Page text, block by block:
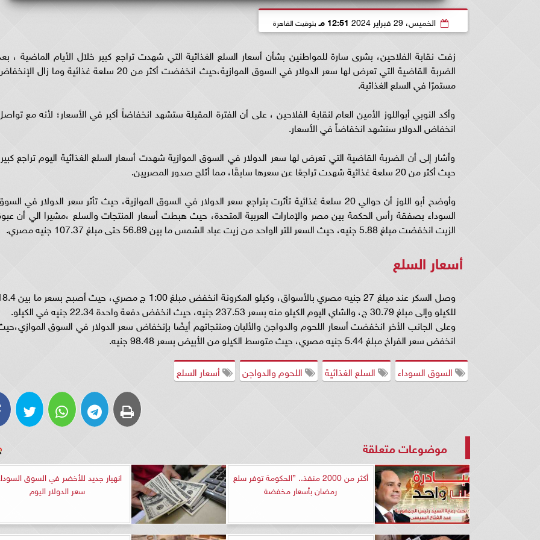
الخميس، 29 فبراير 2024 12:51 مـ بتوقيت القاهرة
زفت نقابة الفلاحين، بشرى سارة للمواطنين بشأن أسعار السلع الغذائية التي شهدت تراجع كبير خلال الأيام الماضية ،
الضربة القاضية التي تعرض لها سعر الدولار في السوق الموازية،حيث انخفضت أكثر من 20 سلعة غذائية وما زال
مستمرًا في السلع الغذائية.
وأكد النوبي أبواللوز الأمين العام لنقابة الفلاحين ، على أن الفترة المقبلة ستشهد انخفاضاً أكبر في الأسعار؛ لأنه مع
انخفاض الدولار سنشهد انخفاضاً في الأسعار.
وأشار إلى أن الضربة القاضية التي تعرض لها سعر الدولار في السوق الموازية شهدت أسعار السلع الغذائية اليوم تراجع
حيث أكثر من 20 سلعة غذائية شهدت تراجعًا عن سعرها سابقًا، مما أثلج صدور المصريين.
وأوضح أبو اللوز أن حوالي 20 سلعة غذائية تأثرت بتراجع سعر الدولار في السوق الموازية، حيث تأثر سعر الدولار في
السوداء بصفقة رأس الحكمة بين مصر والإمارات العربية المتحدة، حيث هبطت أسعار المنتجات والسلع ،مشيرا الي أن
الزيت انخفضت مبلغ 5.88 جنيه، حيث السعر للتر الواحد من زيت عباد الشمس ما بين 56.89 حتى مبلغ 107.37 جنيه مصري.
أسعار السلع
وصل السكر عند مبلغ 27 جنيه مصري بالأسواق، وكيلو المكرونة انخفض مبلغ
للكيلو وإلى مبلغ 30.79 ج، والشاي اليوم الكيلو منه بسعر 237.53 جنيه، حيث انخفض دفعة واحدة 22.34 جنيه في الكيلو.
وعلى الجانب الأخر انخفضت أسعار اللحوم والدواجن والألبان ومنتجاتهم أيضًا بإنخفاض سعر الدولار في السوق
انخفض سعر الفراخ مبلغ 5.44 جنيه مصري، حيث متوسط الكيلو من الأبيض بسعر 98.48 جنيه.
السوق السوداء
السلع الغذائية اللحوم والدواجن أسعار السلع
موضوعات متعلقة
أكثر من 2000 منفذ.. ”الحكومة توفر سلع
رمضان بأسعار مخفضة
انهيار جديد للأخضر في السوق
سعر الدولار اليوم